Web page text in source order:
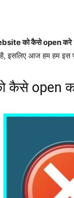
को कैसे open करे
इसलिए आज हम हम इस
कैसे open